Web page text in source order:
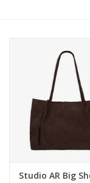
Studio AR Big